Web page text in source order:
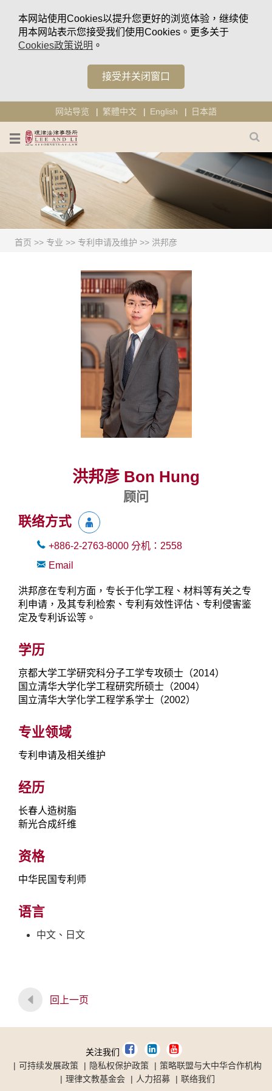
本网站使用Cookies以提升您更好的浏览体验，继续使
用本网站表示您接受我们使用Cookies。更多关于
Cookies政策说明 。
接受并关闭窗口
网站导览 繁體中文 English 日本語
首页 >> 专业 >> 专利申请及维护 >> 洪邦彦
洪邦彦 Bon Hung
顾问
联络方式
+886-2-2763-8000 分机： 2558
Email
洪邦彦在专利方面，专长于化学工程、材料等有关之专
利申请，及其专利检索、专利有效性评估、专利侵害鉴
定及专利诉讼等。
学历
京都大学工学研究科分子工学专攻硕士（2014）
国立清华大学化学工程研究所硕士（2004）
国立清华大学化学工程学系学士（2002）
专业领域
专利申请及相关维护
经历
长春人造树脂
新光合成纤维
资格
中华民国专利师
语言
中文、日文
回上一页
关注我们
可持续发展政策
隐私权保护政策
策略联盟与大中华合作机构
理律文教基金会
人力招募 联络我们